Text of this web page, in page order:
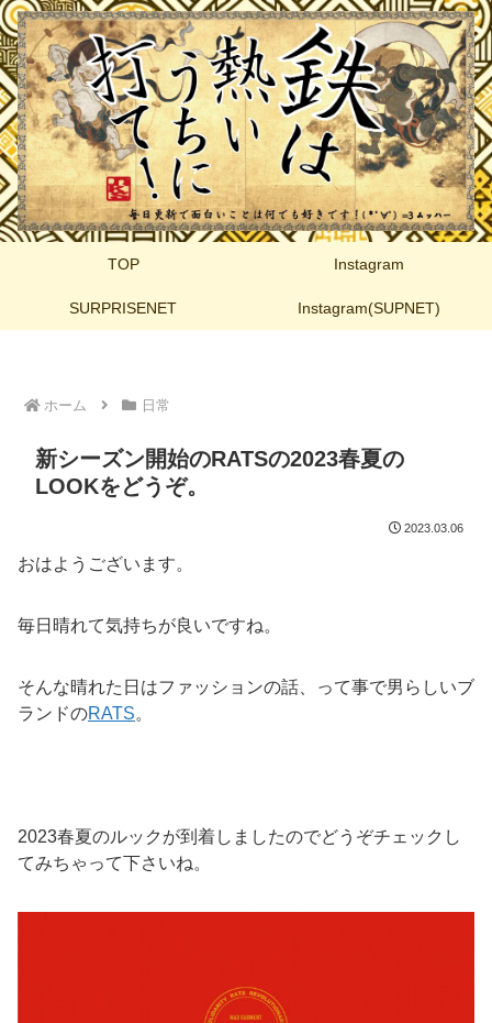
TOP Instagram
SURPRISENET Instagram(SUPNET)
ホーム 日常
新シーズン開始のRATSの2023春夏の
LOOKをどうぞ。
2023.03.06
おはようございます。
毎日晴れて気持ちが良いですね。
そんな晴れた日はファッションの話、って事で男らしいブ
ランドのRATS。
2023春夏のルックが到着しましたのでどうぞチェックし
てみちゃって下さいね。